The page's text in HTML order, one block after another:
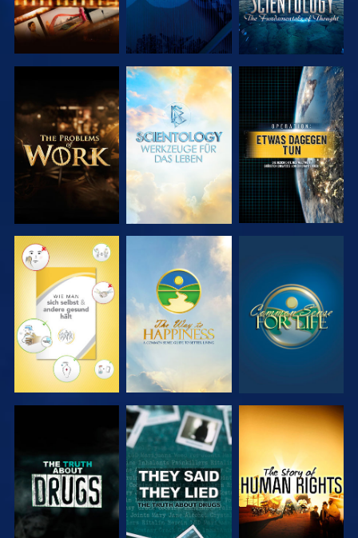
SERIE
ENTDECKEN
SERIE
ENTDECKEN
ANSEHEN
ANSEHEN ANSEHEN ANSEHEN
ANSEHEN ANSEHEN